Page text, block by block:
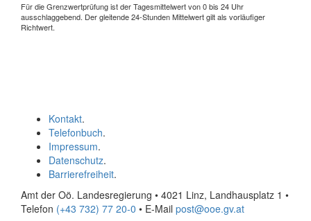
Für die Grenzwertprüfung ist der Tagesmittelwert von 0 bis 24 Uhr
ausschlaggebend. Der gleitende 24-Stunden Mittelwert gilt als vorläufiger
Richtwert.
Kontakt.
Telefonbuch.
Impressum.
Datenschutz.
Barrierefreiheit.
Amt der Oö. Landesregierung • 4021 Linz, Landhausplatz 1 •
Telefon (+43 732) 77 20-0 • E-Mail post@ooe.gv.at